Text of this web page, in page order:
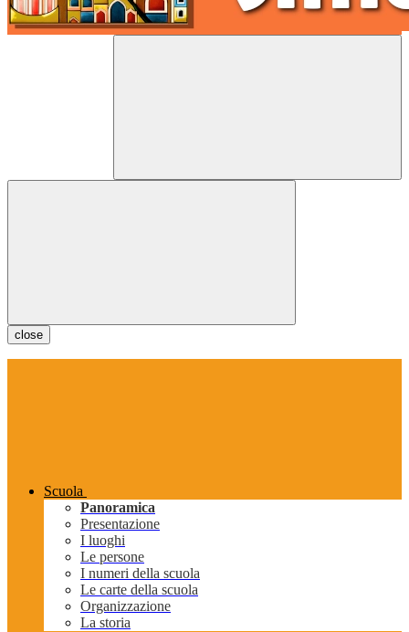
close
Scuola
Panoramica
Presentazione
I luoghi
Le persone
I numeri della scuola
Le carte della scuola
Organizzazione
La storia